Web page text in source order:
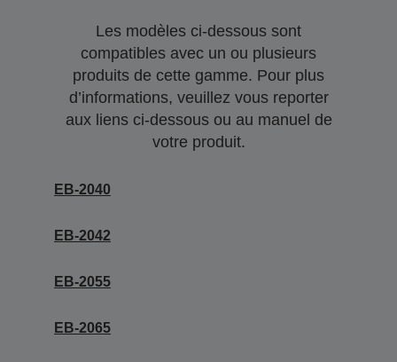
Les modèles ci-dessous sont
compatibles avec un ou plusieurs
produits de cette gamme. Pour plus
d’informations, veuillez vous reporter
aux liens ci-dessous ou au manuel de
votre produit.
EB-2040
EB-2042
EB-2055
EB-2065